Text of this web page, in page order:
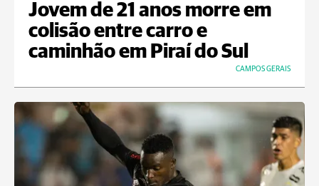
Jovem de 21 anos morre em
colisão entre carro e
caminhão em Piraí do Sul
CAMPOS GERAIS